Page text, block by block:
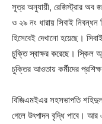
সূত্র অনুযায়ী, রেজিস্ট্রার অব
ও ২৯ নং ধারায় সিবাই নিবন্ধন
হিসেবেই দেখানো হয়েছে।
চুক্তি স্বাক্ষর করেছে। স্কিল
চুক্তির আওতায় কর্মীদের
বিজিএমইএর সহসভাপতি
গেলে উৎপাদন বৃদ্ধি পাবে। আর